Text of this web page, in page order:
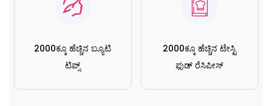
2000ಕ್ಕೂ ಹೆಚ್ಚಿನ ಬ್ಯೂಟಿ
ಟಿಪ್ಸ್
2000ಕ್ಕೂ ಹೆಚ್ಚಿನ ಟೇಸ್ಟಿ
ಫುಡ್ ರೆಸಿಪೀಸ್